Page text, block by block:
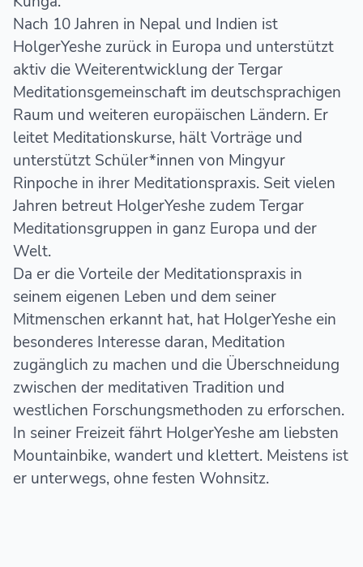
Nach 10 Jahren in Nepal und Indien ist
HolgerYeshe zurück in Europa und unterstützt
aktiv die Weiterentwicklung der Tergar
Meditationsgemeinschaft im deutschsprachigen
Raum und weiteren europäischen Ländern. Er
leitet Meditationskurse, hält Vorträge und
unterstützt Schüler*innen von Mingyur
Rinpoche in ihrer Meditationspraxis. Seit vielen
Jahren betreut HolgerYeshe zudem Tergar
Meditationsgruppen in ganz Europa und der
Welt.
Da er die Vorteile der Meditationspraxis in
seinem eigenen Leben und dem seiner
Mitmenschen erkannt hat, hat HolgerYeshe ein
besonderes Interesse daran, Meditation
zugänglich zu machen und die Überschneidung
zwischen der meditativen Tradition und
westlichen Forschungsmethoden zu erforschen.
In seiner Freizeit fährt HolgerYeshe am liebsten
Mountainbike, wandert und klettert. Meistens ist
er unterwegs, ohne festen Wohnsitz.